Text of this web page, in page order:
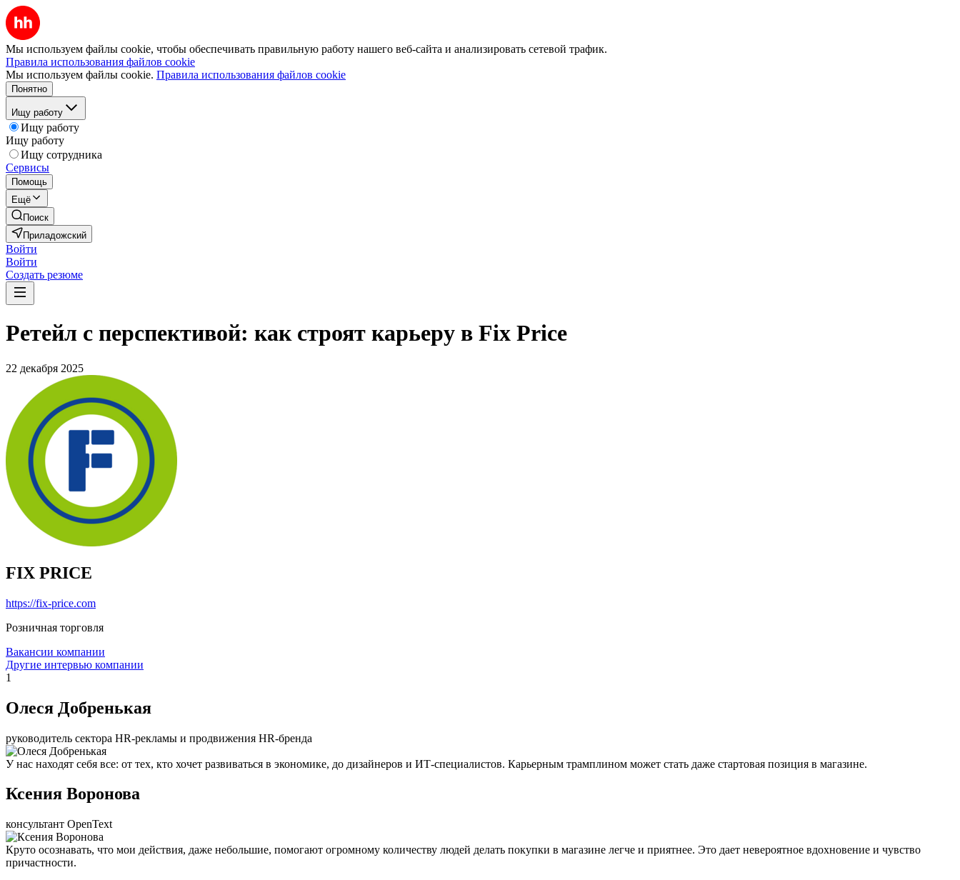
Мы используем файлы cookie, чтобы обеспечивать правильную работу нашего веб-сайта и анализировать сетевой трафик.
Правила использования файлов cookie
Мы используем файлы cookie. Правила использования файлов cookie
Понятно
Ищу работу
Ищу работу
Ищу работу
Ищу сотрудника
Сервисы
Помощь
Ещё
Поиск
Приладожский
Войти
Войти
Создать резюме
Ретейл с перспективой: как строят карьеру в Fix Price
22 декабря 2025
FIX PRICE
https://fix-price.com
Розничная торговля
Вакансии компании
Другие интервью компании
1
Олеся Добренькая
руководитель сектора HR-рекламы и продвижения HR-бренда
У нас находят себя все: от тех, кто хочет развиваться в экономике, до дизайнеров и ИТ-специалистов. Карьерным трамплином может стать даже стартовая позиция в магазине.
Ксения Воронова
консультант OpenText
Круто осознавать, что мои действия, даже небольшие, помогают огромному количеству людей делать покупки в магазине легче и приятнее. Это дает невероятное вдохновение и чувство
причастности.